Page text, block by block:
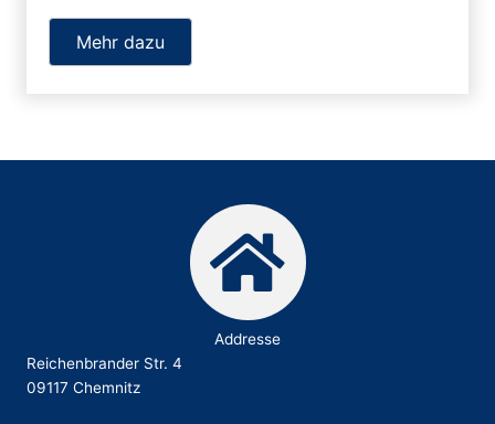
Mehr dazu
Addresse
Reichenbrander Str. 4
09117 Chemnitz